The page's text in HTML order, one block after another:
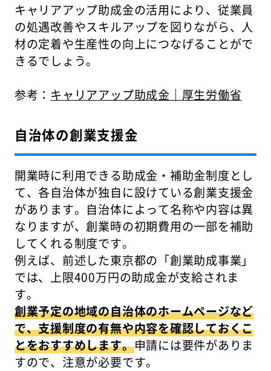
キャリアアップ助成金の活用により、従業員
の処遇改善やスキルアップを図りながら、人
材の定着や生産性の向上につなげることがで
きるでしょう。
参考： キャリアアップ助成金｜厚生労働省
自治体の創業支援金
開業時に利用できる助成金・補助金制度とし
て、各自治体が独自に設けている創業支援金
があります。自治体によって名称や内容は異
なりますが、創業時の初期費用の一部を補助
してくれる制度です。
例えば、前述した東京都の「創業助成事業」
では、上限400万円の助成金が支給されま
す。
創業予定の地域の自治体のホームページなど
で、支援制度の有無や内容を確認しておくこ
とをおすすめします。申請には要件がありま
すので、注意が必要です。